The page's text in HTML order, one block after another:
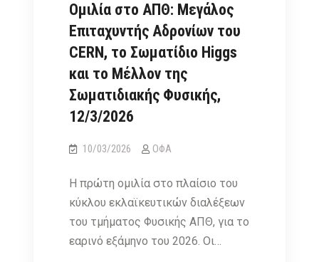
Ομιλία στο ΑΠΘ: Μεγάλος
Επιταχυντής Αδρονίων του
CERN, το Σωματίδιο Higgs
και το Μέλλον της
Σωματιδιακής Φυσικής,
12/3/2026
10/03/2026 ΟΦΑ
Η πρώτη ομιλία στο πλαίσιο του
κύκλου εκλαϊκευτικών διαλέξεων
του τμήματος Φυσικής ΑΠΘ, για το
εαρινό εξάμηνο του 2026. Οι…